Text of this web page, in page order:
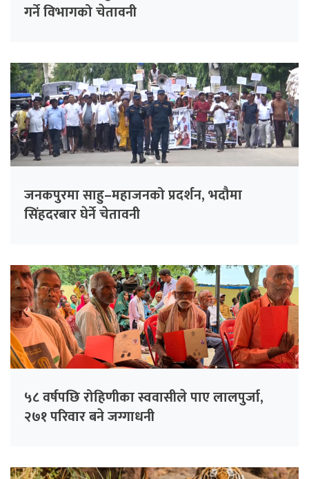
गर्ने विभागको चेतावनी
जनकपुरमा साहु–महाजनको प्रदर्शन, भदौमा
सिंहदरबार घेर्ने चेतावनी
५८ वर्षपछि रोहिणीका स्ववासीले पाए लालपुर्जा,
२७१ परिवार बने जग्गाधनी